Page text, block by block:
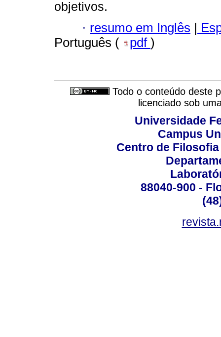
objetivos.
· resumo em Inglês |
Português (
pdf )
Todo o conteúdo deste
licenciado sob
Universidade
Campus
Centro de
88040-900 -